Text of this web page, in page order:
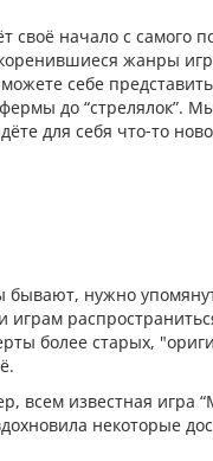
своё начало с самого
жанры
себе
до
для себя что-то
бывают, нужно
играм
более старых,
всем известная игра
некоторые